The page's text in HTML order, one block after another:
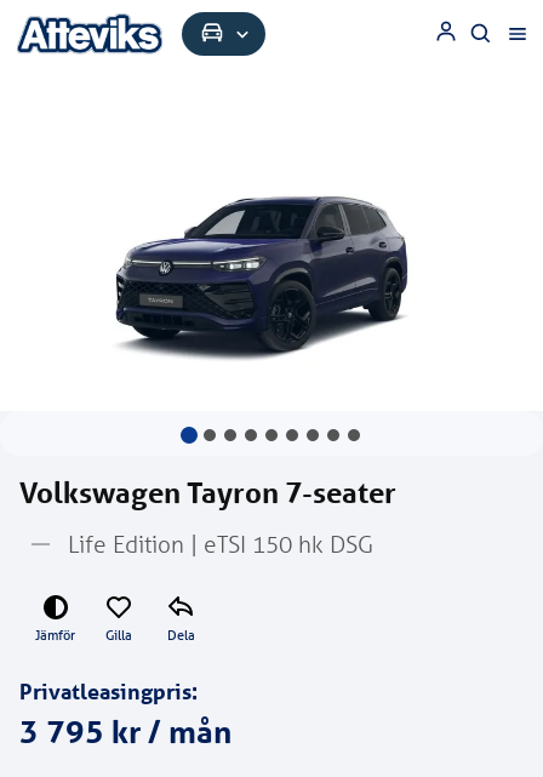
Volkswagen Tayron 7-seater
Life Edition | eTSI 150 hk DSG
Jämför Gilla Dela
Privatleasingpris:
3 795 kr/ mån